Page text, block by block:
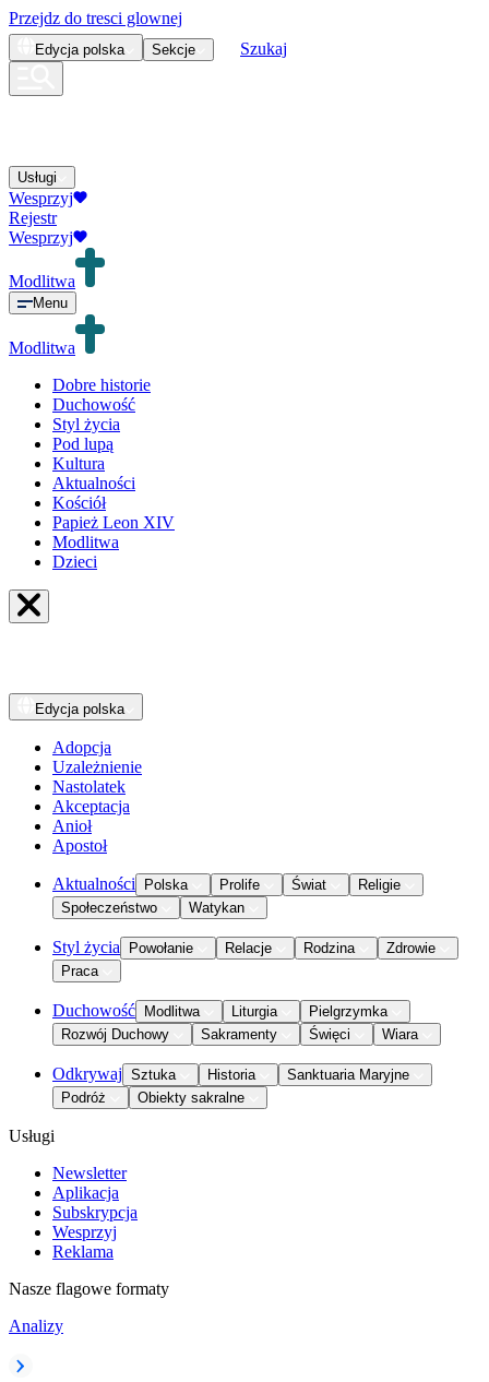
Przejdz do tresci glownej
Edycja polska Sekcje Szukaj
Usługi
Wesprzyj
Rejestr
Wesprzyj
Modlitwa
Menu
Modlitwa
Dobre historie
Duchowość
Styl życia
Pod lupą
Kultura
Aktualności
Kościół
Papież Leon XIV
Modlitwa
Dzieci
Edycja polska
Adopcja
Uzależnienie
Nastolatek
Akceptacja
Anioł
Apostoł
Aktualności Polska Prolife Świat
Religie
Społeczeństwo
Watykan
Styl życia Powołanie Relacje Rodzina
Zdrowie
Praca
Duchowość Modlitwa Liturgia
Pielgrzymka
Rozwój Duchowy
Sakramenty Święci Wiara
Odkrywaj Sztuka Historia
Sanktuaria Maryjne
Podróż
Obiekty sakralne
Usługi
Newsletter
Aplikacja
Subskrypcja
Wesprzyj
Reklama
Nasze flagowe formaty
Analizy